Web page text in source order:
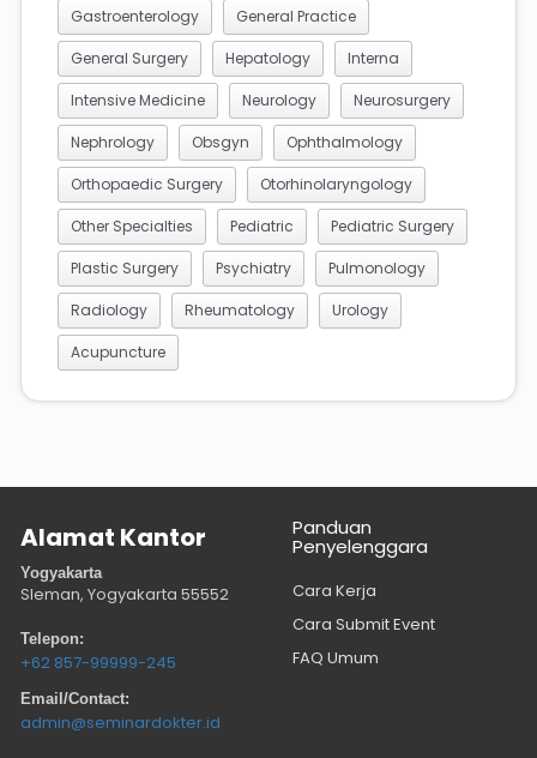
Gastroenterology General Practice
General Surgery Hepatology Interna
Intensive Medicine Neurology Neurosurgery
Nephrology Obsgyn Ophthalmology
Orthopaedic Surgery Otorhinolaryngology
Other Specialties Pediatric Pediatric Surgery
Plastic Surgery Psychiatry Pulmonology
Radiology Rheumatology Urology
Acupuncture
Alamat Kantor
Yogyakarta
Sleman, Yogyakarta 55552
Telepon:
+62 857-99999-245
Email/Contact:
admin@seminardokter.id
Panduan
Penyelenggara
Cara Kerja
Cara Submit Event
FAQ Umum